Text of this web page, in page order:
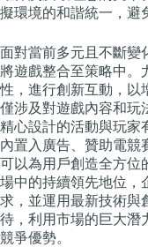
擬環境的和諧統一，避
面對當前多元且不斷變
將遊戲整合至策略中。
性，進行創新互動，以
僅涉及對遊戲內容和玩
精心設計的活動與玩家
內置入廣告、贊助電競
可以為用戶創造全方位
場中的持續領先地位，
求，並運用最新技術與
待，利用市場的巨大潛
競爭優勢。